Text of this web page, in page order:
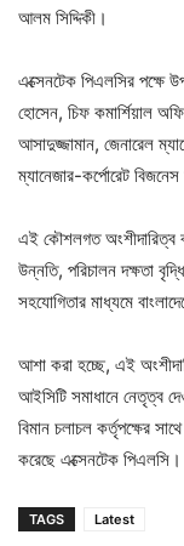
আলম সিদ্দিকী।
এক্সেনটেক পিএলসির পক্ষে
হোসেন, চিফ কমার্শিয়াল
আসাদুজ্জামান, জেনারেল
ম্যানেজার-কর্পোরেট
এই কৌশলগত অংশীদারিত্ব
উন্নতি, পরিচালন দক্ষতা
সহযোগিতার মাধ্যমে
আশা করা হচ্ছে, এই
আইসিটি সমাধানে নেতৃত্ব
বিমান চলাচল কর্তৃপক্ষের
করেছে এক্সেনটেক পিএলসি।
TAGS Latest